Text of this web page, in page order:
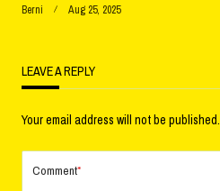
Berni Aug 25, 2025
LEAVE A REPLY
Your email address will not be published.
Comment*